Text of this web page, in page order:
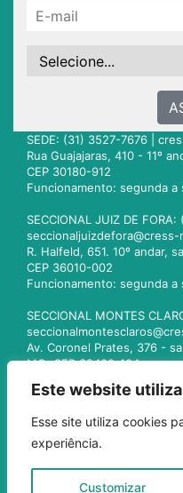
Este website
Esse site utiliza cookies
experiência.
Customizar
SEDE: (31) 3527-7676 |
Rua Guajajaras, 410 - 11º
CEP 30180-912
Funcionamento: segunda a
SECCIONAL JUIZ DE FORA:
R. Halfeld, 651. 10º andar,
CEP 36010-002
Funcionamento: segunda a
SECCIONAL MONTES
Av. Coronel Prates, 376 -
MG. CEP 39400-104
Av. Afonso Pena, 547 - sala